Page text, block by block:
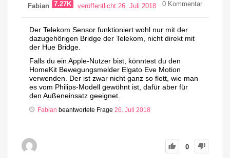
Fabian 7.27K veröffentlicht 26. Juli 2018 0 Kommentar
Der Telekom Sensor funktioniert wohl nur mit der
dazugehörigen Bridge der Telekom, nicht direkt mit
der Hue Bridge.
Falls du ein Apple-Nutzer bist, könntest du den
HomeKit Bewegungsmelder Elgato Eve Motion
verwenden. Der ist zwar nicht ganz so flott, wie man
es vom Philips-Modell gewöhnt ist, dafür aber für
den Außeneinsatz geeignet.
Fabian beantwortete Frage 26. Juli 2018
0